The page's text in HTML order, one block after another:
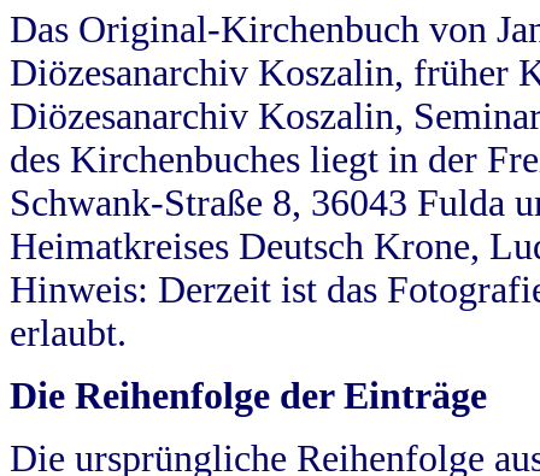
Das Original-Kirchenbuch von
Diözesanarchiv Koszalin, früher
Diözesanarchiv Koszalin,
des Kirchenbuches liegt in der
Schwank-Straße 8, 36043 Fulda
Heimatkreises Deutsch Krone,
Hinweis: Derzeit ist das
erlaubt.
Die Reihenfolge der Einträge
Die ursprüngliche Reihenfolge